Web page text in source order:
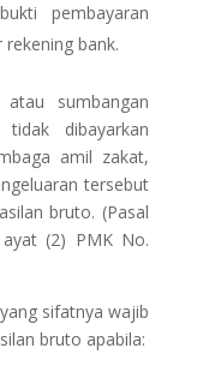
pembayaran
bank.
sumbangan
dibayarkan
amil zakat,
tersebut
bruto. (Pasal
(2) PMK No.
sifatnya wajib
bruto apabila: